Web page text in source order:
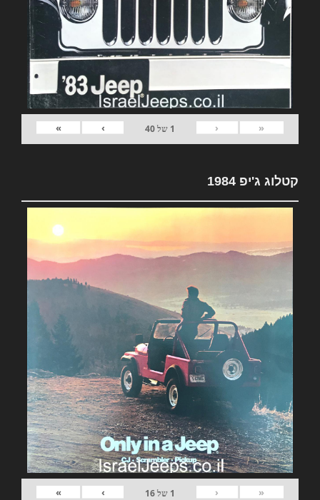
«
‹
1 של40
›
»
קטלוג ג'יפ 1984
«
‹
1 של16
›
»